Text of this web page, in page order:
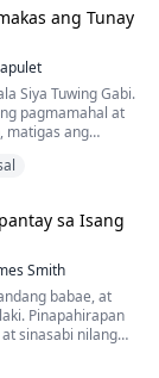
ang
ang Tunay
Siya Tuwing Gabi.
pagmamahal at
matigas ang
niya
ng lalaking hindi
sa Isang
Smith
babae, at
Pinapahirapan
sinasabi nilang